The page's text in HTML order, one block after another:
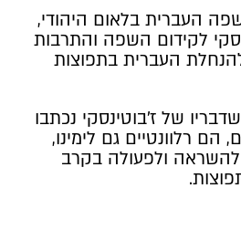
העברית בלאום היהודי,
לקידום השפה והתרבות
להנחלת העברית בתפוצות
של ז'בוטינסקי נכתבו
הם רלוונטיים גם לימינו,
להשראה ולפעולה בקרב